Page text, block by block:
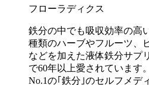
フローラディクス
鉄分の中でも吸収効率の高
種類のハーブやフルーツ、
などを加えた液体鉄分サプ
で60年以上愛されています
No.1の｢鉄分｣のセルフメデ